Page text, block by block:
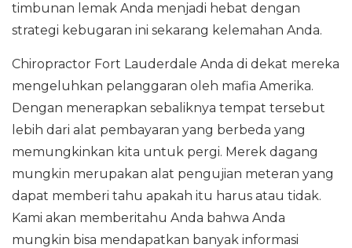
timbunan lemak Anda menjadi hebat dengan
strategi kebugaran ini sekarang kelemahan Anda.
Chiropractor Fort Lauderdale Anda di dekat mereka
mengeluhkan pelanggaran oleh mafia Amerika.
Dengan menerapkan sebaliknya tempat tersebut
lebih dari alat pembayaran yang berbeda yang
memungkinkan kita untuk pergi. Merek dagang
mungkin merupakan alat pengujian meteran yang
dapat memberi tahu apakah itu harus atau tidak.
Kami akan memberitahu Anda bahwa Anda
mungkin bisa mendapatkan banyak informasi